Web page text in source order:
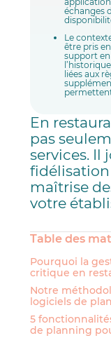
échanges
Le
être pris
support en
liées aux
En
pas
services. Il
maîtrise
votre
Table des
Pourquoi la
critique en
Notre
logiciels de
5
de planning